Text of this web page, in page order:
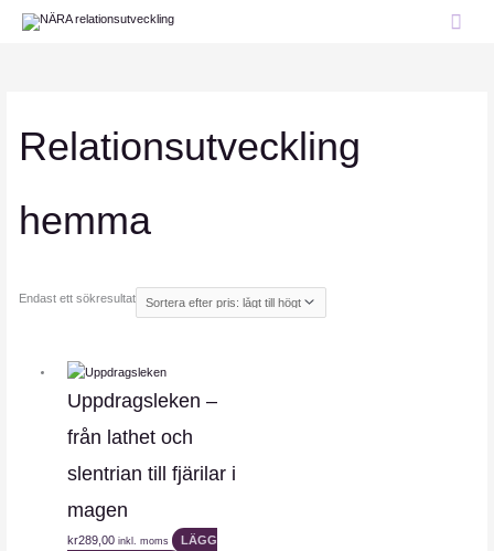
Relationsutveckling
hemma
Endast ett sökresultat
Uppdragsleken –
från lathet och
slentrian till fjärilar i
magen
kr289,00 inkl. moms
LÄGG